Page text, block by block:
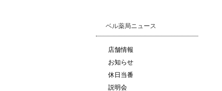
ベル薬局ニュース
店舗情報
お知らせ
休日当番
説明会